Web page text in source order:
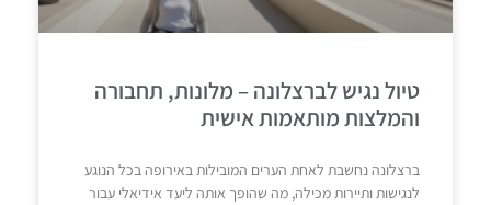
טיול נגיש לברצלונה – מלונות, תחבורה
והמלצות מותאמות אישית
ברצלונה נחשבת לאחת הערים המובילות באירופה בכל הנוגע
לנגישות ותיירות מכילה, מה שהופך אותה ליעד אידיאלי עבור